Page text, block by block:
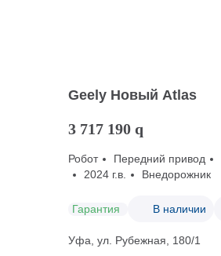
Geely Новый Atlas
3 717 190 q
Робот Передний привод
2024 г.в.
Внедорожник
Гарантия В наличии
Уфа, ул. Рубежная, 180/1